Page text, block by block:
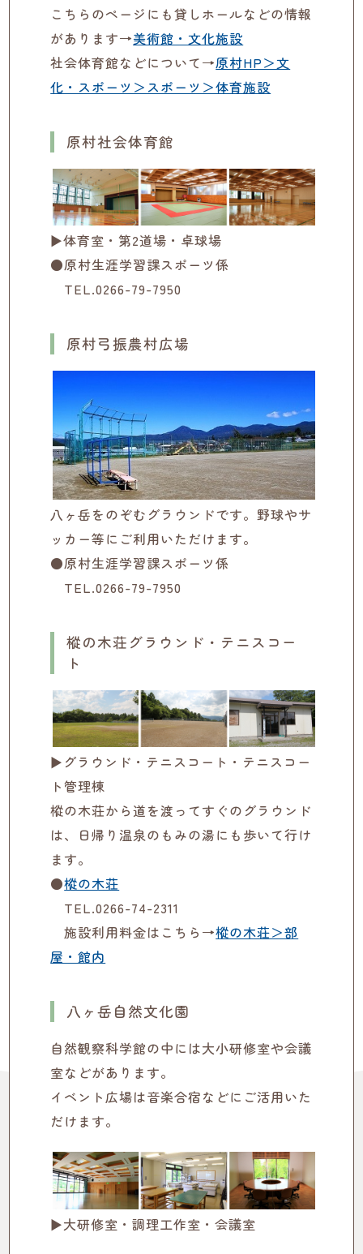
こちらのページにも貸しホールなどの情報
があります→美術館・文化施設
社会体育館などについて→原村HP＞文
化・スポーツ＞スポーツ＞体育施設
原村社会体育館
▶体育室・第2道場・卓球場
●原村生涯学習課スポーツ係
TEL.0266-79-7950
原村弓振農村広場
八ヶ岳をのぞむグラウンドです。野球やサ
ッカー等にご利用いただけます。
●原村生涯学習課スポーツ係
TEL.0266-79-7950
樅の木荘グラウンド・テニスコー
ト
▶グラウンド・テニスコート・テニスコー
ト管理棟
樅の木荘から道を渡ってすぐのグラウンド
は、日帰り温泉のもみの湯にも歩いて行け
ます。
●樅の木荘
TEL.0266-74-2311
施設利用料金はこちら→樅の木荘＞部
屋・館内
八ヶ岳自然文化園
自然観察科学館の中には大小研修室や会議
室などがあります。
イベント広場は音楽合宿などにご活用いた
だけます。
▶大研修室・調理工作室・会議室